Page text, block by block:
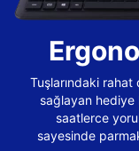
Tuşlarındaki rahat
sağlayan
saatlerce
sayesinde